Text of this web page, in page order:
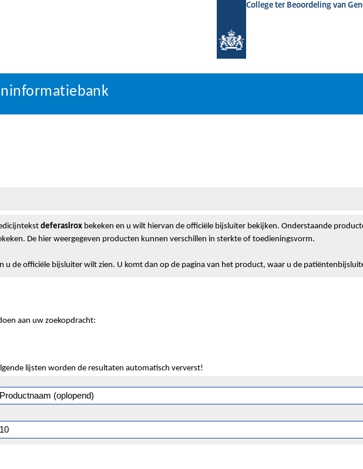
College ter Beoordeling van
deferasirox bekeken en u wilt hiervan de officiële bijsluiter bekijken. Onderstaande
De hier weergegeven producten kunnen verschillen in sterkte of toedieningsvorm.
u de officiële bijsluiter wilt zien. U komt dan op de pagina van het product, waar u de
aan uw zoekopdracht:
lijsten worden de resultaten automatisch ververst!